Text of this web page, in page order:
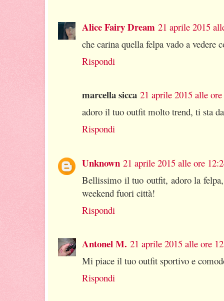
Alice Fairy Dream 21 aprile 2015
che carina quella felpa vado a vedere
Rispondi
marcella sicca 21 aprile 2015 alle
adoro il tuo outfit molto trend, ti sta
Rispondi
Unknown 21 aprile 2015 alle ore
Bellissimo il tuo outfit, adoro la
weekend fuori città!
Rispondi
Antonel M. 21 aprile 2015 alle ore
Mi piace il tuo outfit sportivo e
Rispondi